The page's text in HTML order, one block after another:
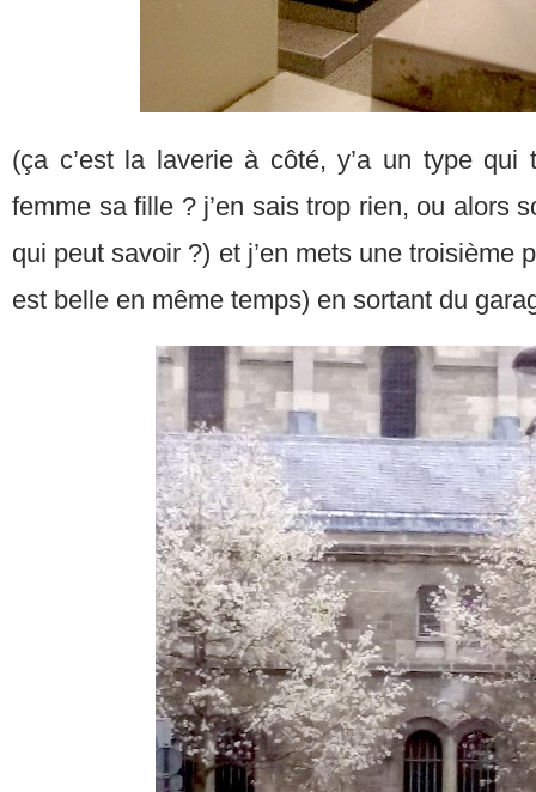
(ça c’est la laverie à côté, y’a un type qui
femme sa fille ? j’en sais trop rien, ou alors
qui peut savoir ?) et j’en mets une troisième
est belle en même temps) en sortant du